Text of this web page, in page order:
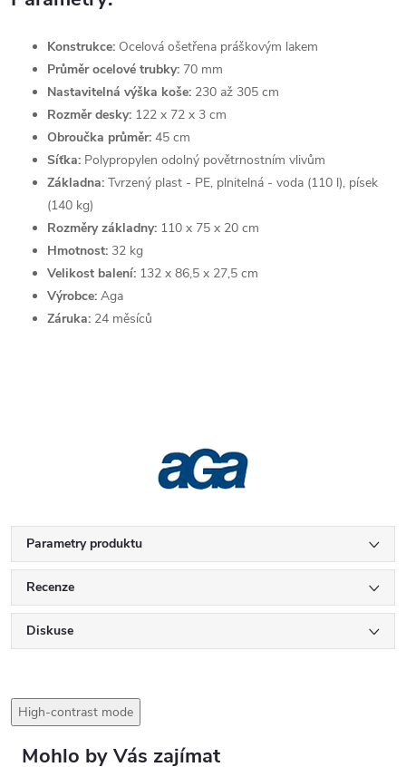
Konstrukce: Ocelová ošetřena práškovým lakem
Průměr ocelové trubky: 70 mm
Nastavitelná výška koše: 230 až 305 cm
Rozměr desky: 122 x 72 x 3 cm
Obroučka průměr: 45 cm
Síťka: Polypropylen odolný povětrnostním vlivům
Základna: Tvrzený plast - PE, plnitelná - voda (110 l), písek
(140 kg)
Rozměry základny: 110 x 75 x 20 cm
Hmotnost: 32 kg
Velikost balení: 132 x 86,5 x 27,5 cm
Výrobce: Aga
Záruka: 24 měsíců
Parametry produktu
Recenze
Diskuse
High-contrast mode